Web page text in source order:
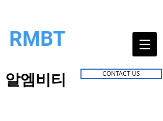
RMBT
알엠비티 CONTACT US